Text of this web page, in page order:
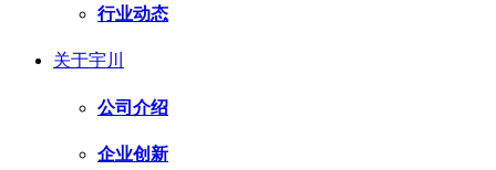
行业动态
关于宇川
公司介绍
企业创新